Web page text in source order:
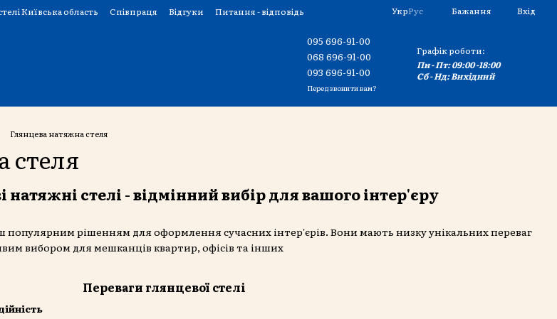
Київська область Співпраця Відгуки
Питання - відповідь
УкрРус Бажання Вхід
095 696-91-00
068 696-91-00
093 696-91-00
Передзвонити вам?
Графік роботи:
Пн - Пт: 09:00 -18:00
Сб - Нд: Вихідний
Глянцева натяжна стеля
стеля
натяжні стелі - відмінний вибір для вашого інтер'єру
популярним рішенням для оформлення сучасних інтер'єрів. Вонимають низку унікальних переваг
вибором для мешканців квартир, офісів та інших
Переваги глянцевої стелі